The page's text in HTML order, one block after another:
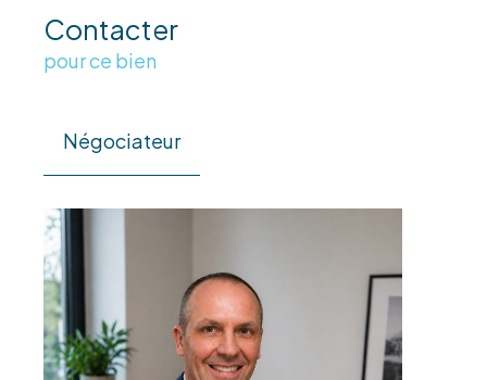
Contacter
pour ce bien
Négociateur